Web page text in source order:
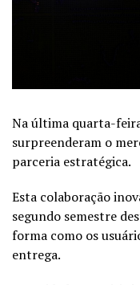
Na última quarta-
surpreenderam o
parceria estratégica.
Esta colaboração
segundo semestre
forma como os
entrega.